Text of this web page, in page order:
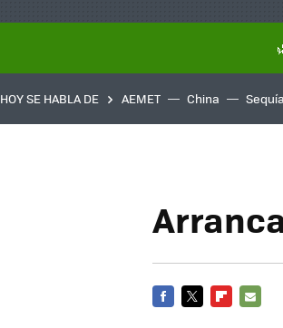
HOY SE HABLA DE AEMET China